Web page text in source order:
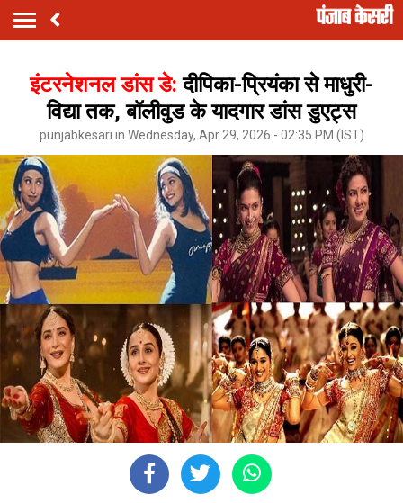
इंटरनेशनल डांस डे:दीपिका-प्रियंका से माधुरी-
विद्या तक, बॉलीवुड के यादगार डांस डुएट्स
punjabkesari.in Wednesday, Apr 29, 2026 - 02:35 PM (IST)